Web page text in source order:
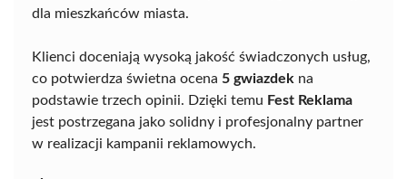
dla mieszkańców miasta.
Klienci doceniają wysoką jakość świadczonych usług,
co potwierdza świetna ocena 5 gwiazdek na
podstawie trzech opinii. Dzięki temu Fest Reklama
jest postrzegana jako solidny i profesjonalny partner
w realizacji kampanii reklamowych.